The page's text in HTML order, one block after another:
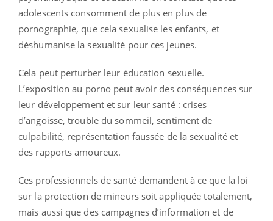
adolescents consomment de plus en plus de
pornographie, que cela sexualise les enfants, et
déshumanise la sexualité pour ces jeunes.
Cela peut perturber leur éducation sexuelle.
L’exposition au porno peut avoir des conséquences sur
leur développement et sur leur santé : crises
d’angoisse, trouble du sommeil, sentiment de
culpabilité, représentation faussée de la sexualité et
des rapports amoureux.
Ces professionnels de santé demandent à ce que la loi
sur la protection de mineurs soit appliquée totalement,
mais aussi que des campagnes d’information et de